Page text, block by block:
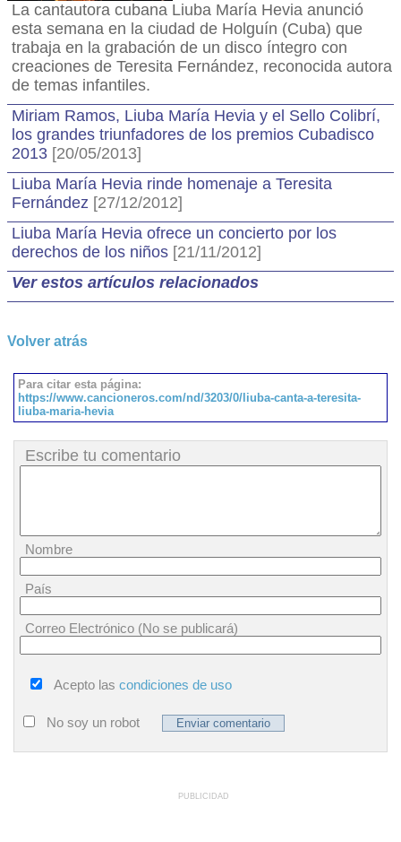
La cantautora cubana Liuba María Hevia anunció
esta semana en la ciudad de Holguín (Cuba) que
trabaja en la grabación de un disco íntegro con
creaciones de Teresita Fernández, reconocida autora
de temas infantiles.
Miriam Ramos, Liuba María Hevia y el Sello Colibrí,
los grandes triunfadores de los premios Cubadisco
2013 [20/05/2013]
Liuba María Hevia rinde homenaje a Teresita
Fernández [27/12/2012]
Liuba María Hevia ofrece un concierto por los
derechos de los niños [21/11/2012]
Ver estos artículos relacionados
Volver atrás
Para citar esta página:
https://www.cancioneros.com/nd/3203/0/liuba-canta-a-teresita-
liuba-maria-hevia
Escribe tu comentario
Nombre
País
Correo Electrónico (No se publicará)
Acepto las condiciones de uso
No soy un robot
PUBLICIDAD